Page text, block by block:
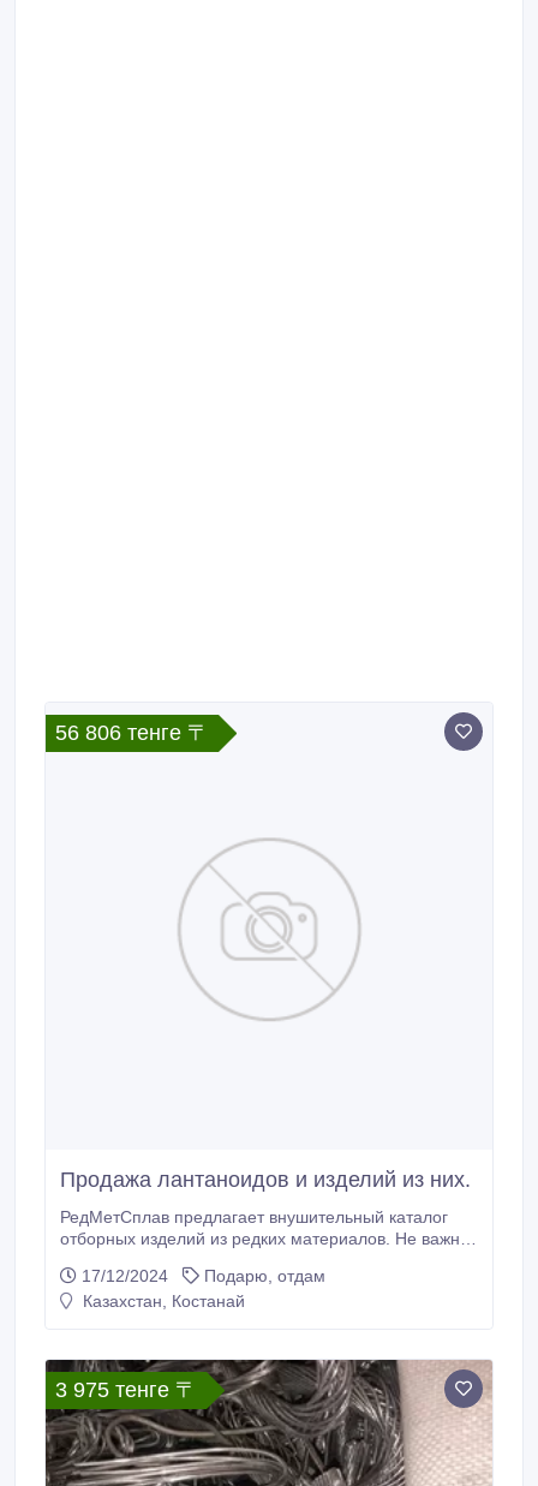
56 806 тенге 〒
Продажа лантаноидов и изделий из них.
РедМетСплав предлагает внушительный каталог
отборных изделий из редких материалов. Не важно,
до масштабных поставок, мы гарантируем быстрое
выполнение вашего заказа. Каждая единица
происхождение.
17/12/2024
Подарю, отдам
Казахстан, Костанай
3 975 тенге 〒